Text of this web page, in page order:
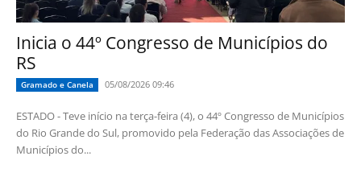
Inicia o 44º Congresso de Municípios do
RS
Gramado e Canela 05/08/2026 09:46
ESTADO - Teve início na terça-feira (4), o 44º Congresso de Municípios
do Rio Grande do Sul, promovido pela Federação das Associações de
Municípios do...